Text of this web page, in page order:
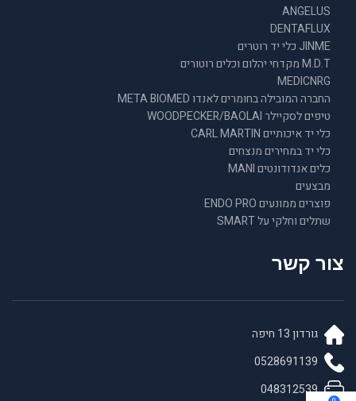
ANGELUS
DENTAFLUX
JINME כלי יד רוטרים
M.D.T מקדחי יהלום וכלים רוטורים
MEDICNRG
החברה המובילה בחומרים לאנדו META BIOMED
טיפים לסקיילר WOODPECKER/BAOLAI
כלי יד איכותיים CARL MARTIN
כלי יד במחירים מנצחים
כלים אנדודונטים MANI
מבצעים
פוצרים ממונעים ENDO PRO
שתלים וחלקי על SMART
צור קשר
גורדון 13 חיפה
0528691139
048312539